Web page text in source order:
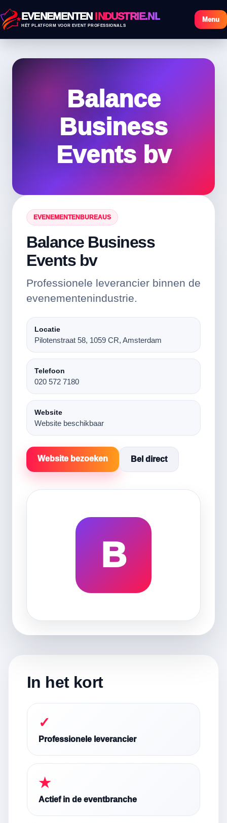
EVENEMENTEN INDUSTRIE.NL
HÉT PLATFORM VOOR EVENT PROFESSIONALS
Menu
Balance
Business
Events bv
EVENEMENTENBUREAUS
Balance Business
Events bv
Professionele leverancier binnen de
evenementenindustrie.
Locatie
Pilotenstraat 58, 1059 CR, Amsterdam
Telefoon
020 572 7180
Website
Website beschikbaar
Website bezoeken Bel direct
B
In het kort
✓
Professionele leverancier
★
Actief in de eventbranche